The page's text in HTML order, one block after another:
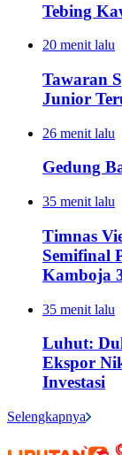
Tebing
20 menit lalu
Tawaran
Junior
26 menit lalu
Gedung
35 menit lalu
Timnas
Semifinal
Kamboja
35 menit lalu
Luhut:
Ekspor
Investasi
Selengkapnya